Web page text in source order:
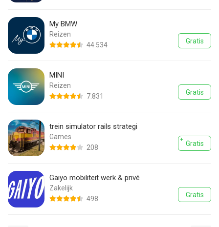
My BMW
44.534
Reizen
Gratis
MINI
7.831
Reizen
Gratis
trein simulator rails strategi
208
Games
Gratis
Gaiyo mobiliteit werk & privé
498
Zakelijk
Gratis